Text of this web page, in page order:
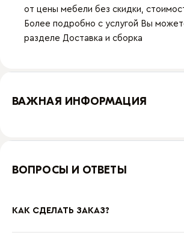
от цены мебели без скидки,
Более подробно с услугой Вы
разделе Доставка и сборка
ВАЖНАЯ ИНФОРМАЦИЯ
ВОПРОСЫ И ОТВЕТЫ
КАК СДЕЛАТЬ ЗАКАЗ?